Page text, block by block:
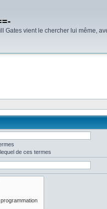
vient le chercher lui même,
de ces termes